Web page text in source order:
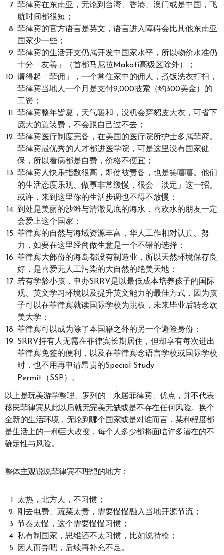
菲律宾在东南亚，无论到台湾、香港、澳门或是中国，飞
航时间都很短；
菲律宾的官方语言是英文，语言进入障碍会比其他东南亚
国家少一些；
菲律宾的生活开支仍属开发中国家水平，所以物价水准仍
十分「友善」（首都马尼拉Makati高级区除外）；
请得起「菲佣」，一个常住家中的佣人，煮饭洗衣打扫，
菲律宾当地人一个月是支付9,000披索（约300美金）的
工资；
菲律宾整年皆夏，天气暖和，没机会穿貂皮大衣，可省下
庞大的置装费，不会跟自己过不去；
菲律宾医疗制度完备，在美国的医疗院所护士多属菲裔。
菲律宾最优秀的人才都进医学院，可是这里没有国家健
保，所以看病都是自费，价格不便宜；
菲律宾人快乐指数很高，即使被责备，也是笑嘻嘻。他们
的生活态度乐观、做事非常缓慢，很会「淡定」这一招。
或许，来到这里你的生活步调也不得不放慢；
到处是美丽的沙滩与清澈见底的海水，喜欢水的朋友一定
会爱上这个国家；
菲律宾的自然与海域资源丰富，华人工作相对认真、努
力，如要在这里经商做生意是一个不错的选择；
菲律宾大部份的海岛都没有制造业，所以天然环境保存良
好，是喜爱无人工污染的大自然的绝美天地；
若有学龄小孩，申办SRRV是以最低成本培养孩子的国际
观、英文学习环境以及提升英文能力的最佳方式，因为孩
子可以在菲律宾就读国际学校为跳板，未来毕业后转念欧
美大学；
菲律宾可以成为除了本国籍之外的另一个避险身份；
SRRV持有人无需在菲律宾长期居住，但却享有每次进出
菲律宾免签的便利，以及在菲律宾念语言学校或国际学校
时，也不用再申请昂贵的Special Study
Permit（SSP）。
以上是玩美游学整理、罗列的「永居菲律宾」优点，并不代表
移民菲律宾从此以后就无完美无缺或是不存在任何风险。换个
全新的生活环境，无论到哪个国家或是对谁而言，某种程度都
是生活上的一种巨大改变，每个人多少都将面临许多潜在的不
确定性与风险。
整体主观说说菲律宾不理想的地方：
太热，北方人，不习惯；
刚去电费、蔬菜太贵，需要慢慢融入当地开源节流；
节奏太慢，这个需要慢慢习惯；
私有制国家，思维还不太习惯，比如说持枪；
因人而异吧，后续再补充不足。